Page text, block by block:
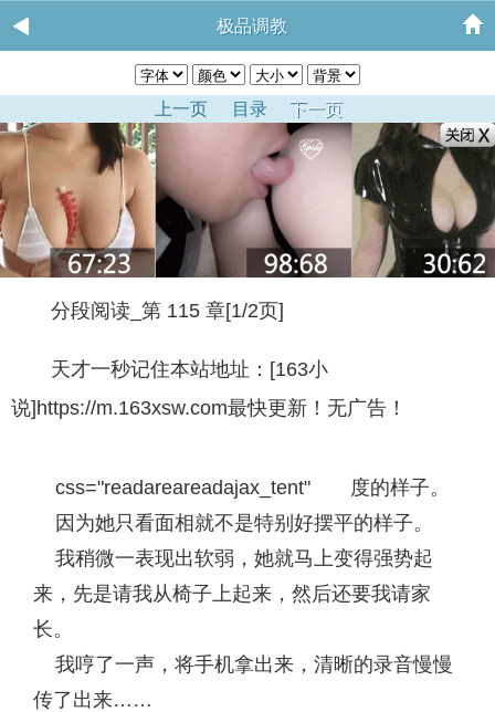
极品调教
上一页 目录 下一页
分段阅读_第 115 章[1/2页]
天才一秒记住本站地址：[163小
说]https://m.163xsw.com最快更新！无广告！
css="readareareadajax_tent" 度的样子。
因为她只看面相就不是特别好摆平的样子。
我稍微一表现出软弱，她就马上变得强势起
来，先是请我从椅子上起来，然后还要我请家
长。
我哼了一声，将手机拿出来，清晰的录音慢慢
传了出来……